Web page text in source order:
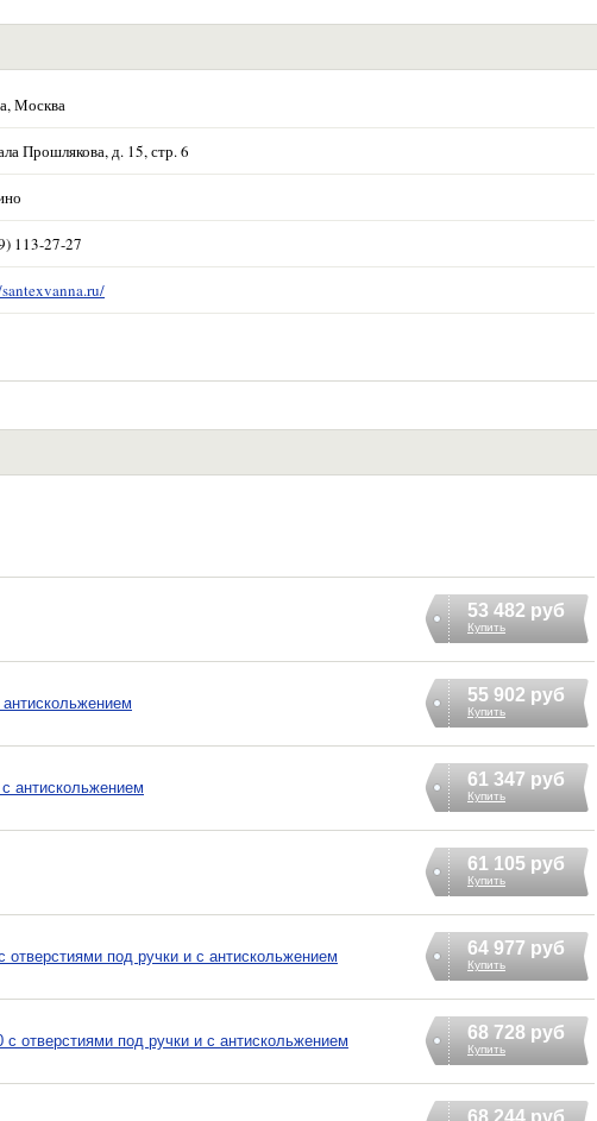
Москва
Прошлякова, д. 15, стр. 6
113-27-27
53 482 руб
Купить
55 902 руб
Купить
антискольжением 61 347 руб
Купить
61 105 руб
Купить
отверстиями под ручки и с антискольжением 64 977 руб
Купить
отверстиями под ручки и с антискольжением 68 728 руб
Купить
68 244 руб